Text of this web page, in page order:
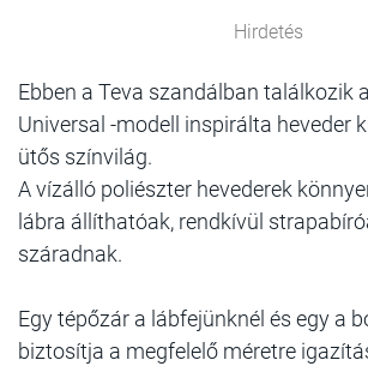
Hirdetés
Ebben a Teva szandálban találkozik
Universal -modell inspirálta heveder
ütős színvilág.
A vízálló poliészter hevederek
lábra állíthatóak, rendkívül
száradnak.
Egy tépőzár a lábfejünknél és egy a
biztosítja a megfelelő méretre